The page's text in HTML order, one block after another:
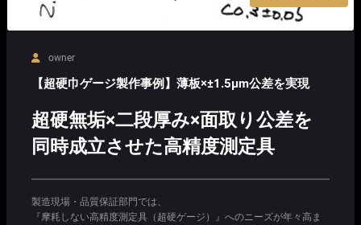
owner
【超硬巾ゲージ製作事例】薄板×±1.5μm公差を実現
超硬無垢×二段厚み×面取り公差を
同時成立させた高精度測定具
製造現場・品質保証部門では、
『摩耗しない高精度測定具（超硬ゲージ）』へのニーズが年々高ま